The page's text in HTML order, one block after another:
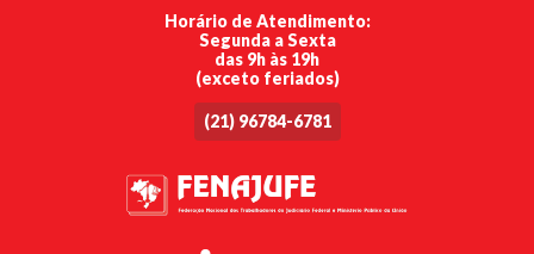
Horário de Atendimento:
Segunda a Sexta
das 9h às 19h
(exceto feriados)
(21) 96784-6781